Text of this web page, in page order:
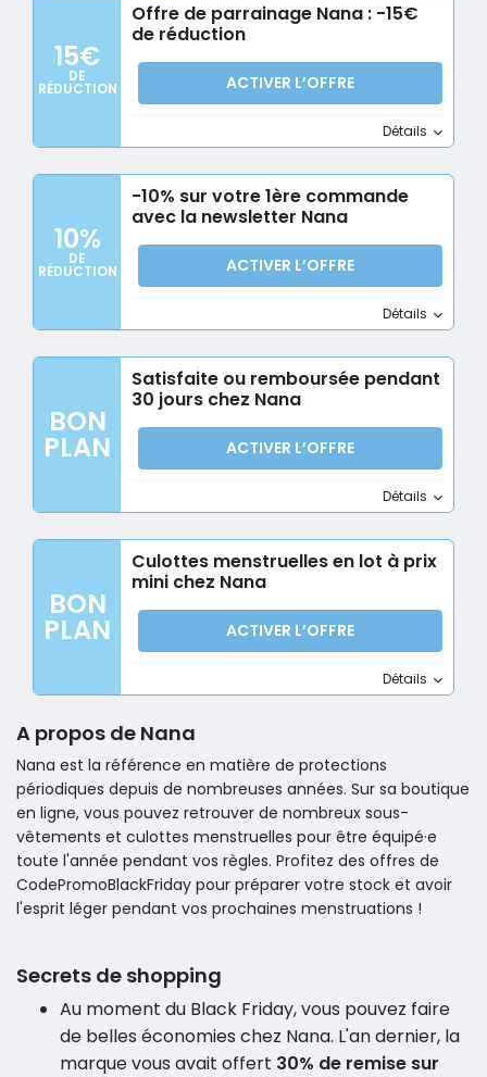
15€
DE
RÉDUCTION
Offre de parrainage Nana : -15€
de réduction
ACTIVER L’OFFRE
Détails
10%
DE
RÉDUCTION
-10% sur votre 1ère commande
avec la newsletter Nana
ACTIVER L’OFFRE
Détails
BON
PLAN
Satisfaite ou remboursée pendant
30 jours chez Nana
ACTIVER L’OFFRE
Détails
BON
PLAN
Culottes menstruelles en lot à prix
mini chez Nana
ACTIVER L’OFFRE
Détails
A propos de Nana
Nana est la référence en matière de protections
périodiques depuis de nombreuses années. Sur sa boutique
en ligne, vous pouvez retrouver de nombreux sous-
vêtements et culottes menstruelles pour être équipé·e
toute l'année pendant vos règles. Profitez des offres de
CodePromoBlackFriday pour préparer votre stock et avoir
l'esprit léger pendant vos prochaines menstruations !
Secrets de shopping
Au moment du Black Friday, vous pouvez faire
de belles économies chez Nana. L'an dernier, la
marque vous avait offert 30% de remise sur